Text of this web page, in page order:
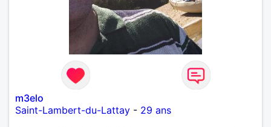
m3elo
Saint-Lambert-du-Lattay - 29 ans